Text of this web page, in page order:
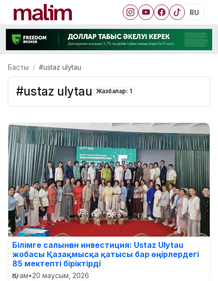
RU
Басты #ustaz ulytau
#ustaz ulytau Жазбалар: 1
Білімге салынған инвестиция: Ustaz Ulytau
жобасы Қазақмысқа қатысы бар өңірлердегі
85 мектепті біріктірді
Қоғам•20 маусым, 2026